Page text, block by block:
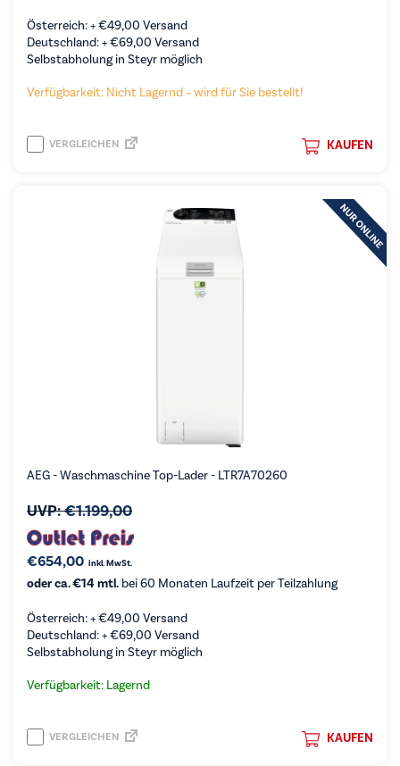
Österreich: +€49,00 Versand
Deutschland: +€69,00 Versand
Selbstabholung in Steyr möglich
Verfügbarkeit: Nicht Lagernd – wird für Sie bestellt!
KAUFEN
VERGLEICHEN
AEG - Waschmaschine Top-Lader - LTR7A70260
UVP:€1.199,00
€654,00 inkl. MwSt.
oder ca. €14 mtl. bei 60 Monaten Laufzeit per Teilzahlung
Österreich: +€49,00 Versand
Deutschland: +€69,00 Versand
Selbstabholung in Steyr möglich
Verfügbarkeit: Lagernd
KAUFEN
VERGLEICHEN